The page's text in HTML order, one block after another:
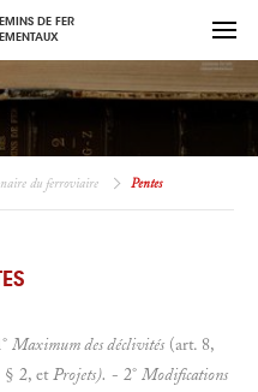
DE FER
du ferroviaire Pentes
Maximum des déclivités (art. 8,
§ 2, etProjets). - 2° Modifications